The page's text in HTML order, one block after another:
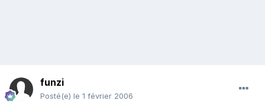
funzi
Posté(e) le 1 février 2006